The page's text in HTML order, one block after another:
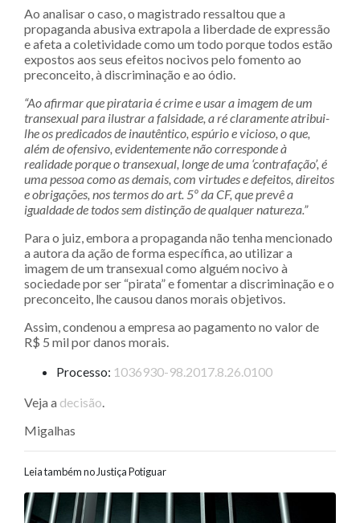
Ao analisar o caso, o magistrado ressaltou que a
propaganda abusiva extrapola a liberdade de expressão
e afeta a coletividade como um todo porque todos estão
expostos aos seus efeitos nocivos pelo fomento ao
preconceito, à discriminação e ao ódio.
“Ao afirmar que pirataria é crime e usar a imagem de um
transexual para ilustrar a falsidade, a ré claramente atribui-
lhe os predicados de inautêntico, espúrio e vicioso, o que,
além de ofensivo, evidentemente não corresponde à
realidade porque o transexual, longe de uma ‘contrafação’, é
uma pessoa como as demais, com virtudes e defeitos, direitos
e obrigações, nos termos do art. 5º da CF, que prevê a
igualdade de todos sem distinção de qualquer natureza.”
Para o juiz, embora a propaganda não tenha mencionado
a autora da ação de forma específica, ao utilizar a
imagem de um transexual como alguém nocivo à
sociedade por ser “pirata” e fomentar a discriminação e o
preconceito, lhe causou danos morais objetivos.
Assim, condenou a empresa ao pagamento no valor de
R$ 5 mil por danos morais.
Processo: 1036930-98.2017.8.26.0100
Veja a decisão.
Migalhas
Leia também no Justiça Potiguar
Navegação entre posts